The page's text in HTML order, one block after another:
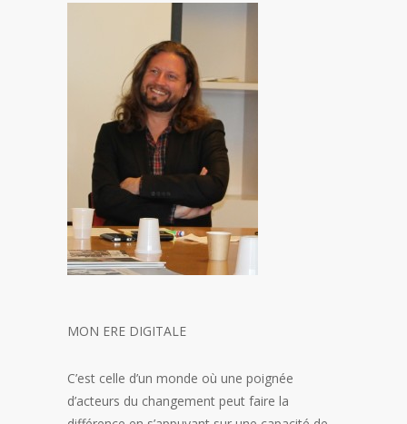
MON ERE DIGITALE
C’est celle d’un monde où une poignée
d’acteurs du changement peut faire la